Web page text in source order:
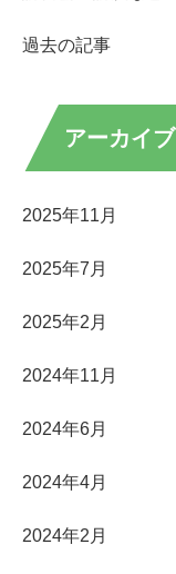
過去の記事
アーカイブ
2025年11月
2025年7月
2025年2月
2024年11月
2024年6月
2024年4月
2024年2月